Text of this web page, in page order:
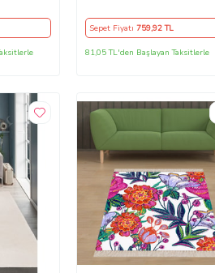
Sepet Fiyatı 759,92 TL
81,05 TL'den Başlayan Taksitlerle